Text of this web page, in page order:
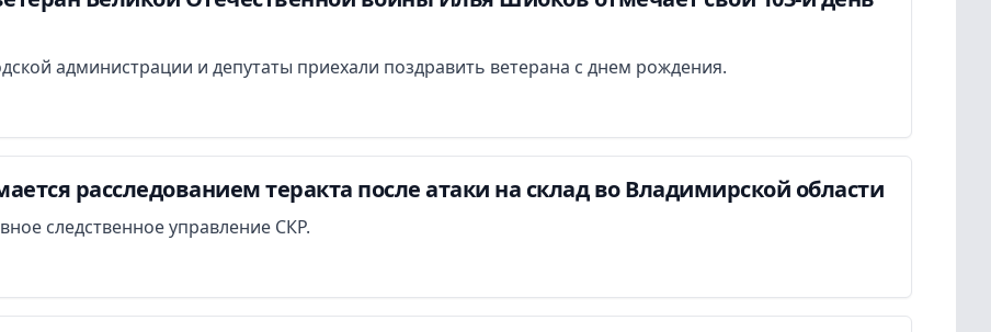
администрации и депутаты приехали поздравить ветерана с днем рождения.
расследованием теракта после атаки на склад во Владимирской области
следственное управление СКР.